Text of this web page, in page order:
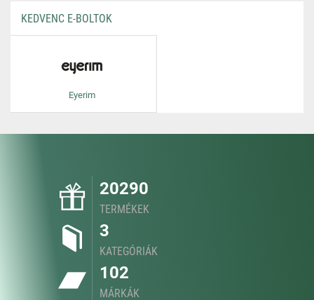
KEDVENC E-BOLTOK
Eyerim
20290
TERMÉKEK
3
KATEGÓRIÁK
102
MÁRKÁK